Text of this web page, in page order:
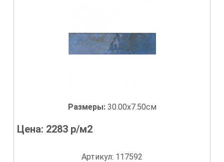
Размеры: 30.00x7.50см
Цена: 2283 р/м2
Артикул: 117592